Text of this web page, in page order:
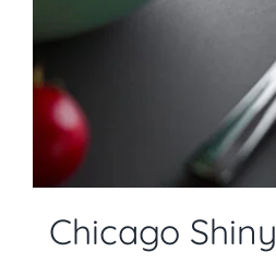
Chicago Shiny